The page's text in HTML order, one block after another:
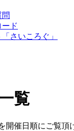
ド
さいころぐ」
覧
開催日順にご覧頂